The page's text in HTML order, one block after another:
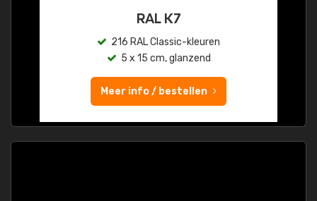
RAL K7
216 RAL Classic-kleuren
5 x 15 cm, glanzend
Meer info / bestellen